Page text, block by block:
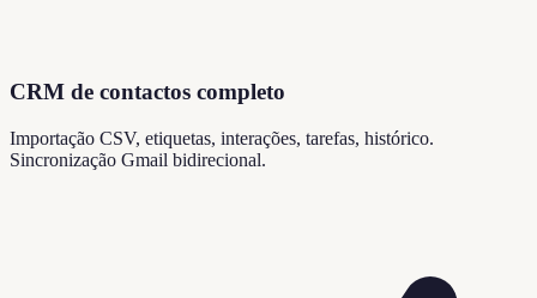
CRM de contactos completo
Importação CSV, etiquetas, interações, tarefas, histórico.
Sincronização Gmail bidirecional.